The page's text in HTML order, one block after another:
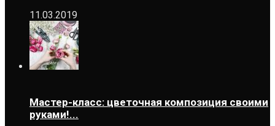
11.03.2019
Мастер-класс: цветочная композиция своими
руками!...